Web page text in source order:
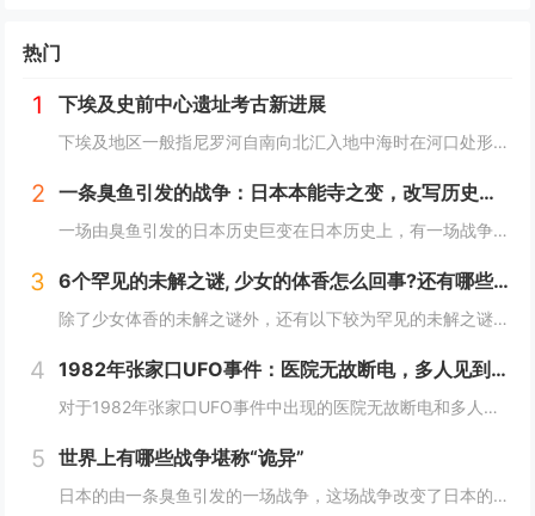
热门
1 下埃及史前中心遗址考古新进展
下埃及地区一般指尼罗河自南向北汇入地中海时在河口处形成的冲积平原地带，即尼罗河三角洲地区，与之相对应的是尼罗河河谷地带的上埃及地区。下埃及水系发达，水网密布，自史前时期就已有人类在此活动。然而，三角洲地区的地下水位较高，不利于地下文物的保存...
2 一条臭鱼引发的战争：日本本能寺之变，改写历史的诡异之战？
一场由臭鱼引发的日本历史巨变在日本历史上，有一场战争因其离奇的起因而备受瞩目，这便是1582年的本能寺之变。这场战争不仅彻底改变了日本的命运，更因其起因——一条臭鱼，而显得尤为诡异。当时，日本正处于战国时代，各大诸侯势力割据一方。而织田信长...
3 6个罕见的未解之谜, 少女的体香怎么回事?还有哪些？
除了少女体香的未解之谜外，还有以下较为罕见的未解之谜：1. **人体自燃现象**：在某些情况下，人体会莫名其妙地起火燃烧，而且火势凶猛，受害者往往在短时间内被严重烧伤甚至死亡。这种现象极其罕见且令人费解，因为人体本身通常不具备自燃的条件。一...
4 1982年张家口UFO事件：医院无故断电，多人见到奇怪的光，这事你怎么看？
对于1982年张家口UFO事件中出现的医院无故断电和多人见到奇怪的光这一现象，可以从以下几个角度来分析：1. **自然现象或天文现象误认的可能性**：- **大气光学现象**：自然界中存在着多种大气光学现象，如球状闪电、极光、海市蜃楼等。在...
5 世界上有哪些战争堪称“诡异”
日本的由一条臭鱼引发的一场战争，这场战争改变了日本的命运，起因居然是一条臭鱼，这是我认为最诡异的战争了。1582年，织田信长已经控制了以京都为中心的最富庶的半个日本，威望和势力都如日中天，统一日本只是个时间问题。信长也做好了消灭其他不服从命...